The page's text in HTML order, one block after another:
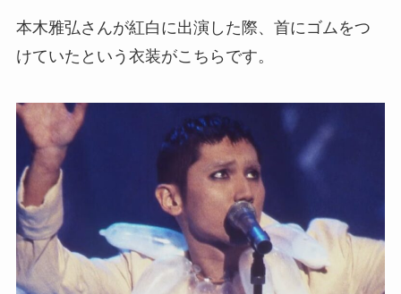
本木雅弘さんが紅白に出演した際、首にゴムをつ
けていたという衣装がこちらです。